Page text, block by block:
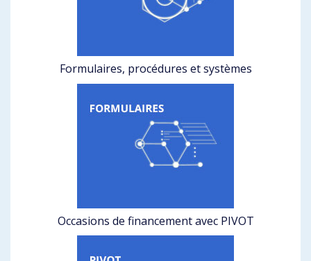
Formulaires, procédures et systèmes
Occasions de financement avec PIVOT